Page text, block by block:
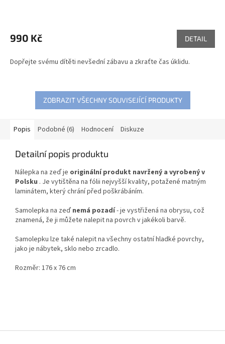
990 Kč DETAIL
Dopřejte svému dítěti nevšední zábavu a zkraťte čas úklidu.
ZOBRAZIT VŠECHNY SOUVISEJÍCÍ PRODUKTY
Popis Podobné (6) Hodnocení Diskuze
Detailní popis produktu
Nálepka na zeď je originální produkt navržený a vyrobený v
Polsku . Je vytištěna na fólii nejvyšší kvality, potažené matným
laminátem, který chrání před poškrábáním.
Samolepka na zeď nemá pozadí- je vystřižená na obrysu, což
znamená, že ji můžete nalepit na povrch v jakékoli barvě.
Samolepku lze také nalepit na všechny ostatní hladké povrchy,
jako je nábytek, sklo nebo zrcadlo.
Rozměr: 176 x 76 cm